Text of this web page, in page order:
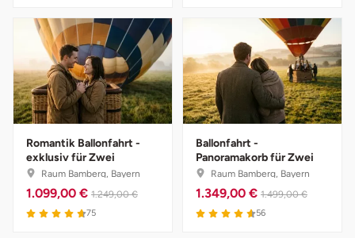
Romantik Ballonfahrt -
exklusiv für Zwei
Raum Bamberg, Bayern
1.099,00 € 1.249,00 €
75
Ballonfahrt -
Panoramakorb für Zwei
Raum Bamberg, Bayern
1.349,00 € 1.499,00 €
56